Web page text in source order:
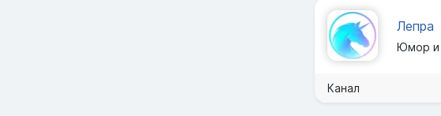
Лепра
Юмор и
Канал